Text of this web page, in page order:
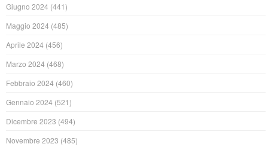
Giugno 2024 (441)
Maggio 2024 (485)
Aprile 2024 (456)
Marzo 2024 (468)
Febbraio 2024 (460)
Gennaio 2024 (521)
Dicembre 2023 (494)
Novembre 2023 (485)